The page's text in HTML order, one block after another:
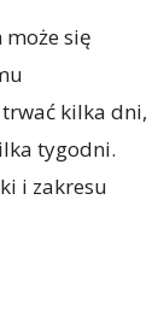
się
kilka dni,
tygodni.
i zakresu